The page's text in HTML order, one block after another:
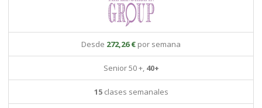
Desde 272,26 € por semana
Senior 50 +, 40+
15clases semanales